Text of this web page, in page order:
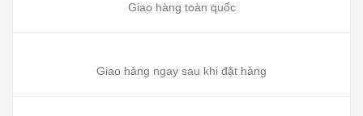
Giao hàng toàn quốc
Giao hàng ngay sau khi đặt hàng